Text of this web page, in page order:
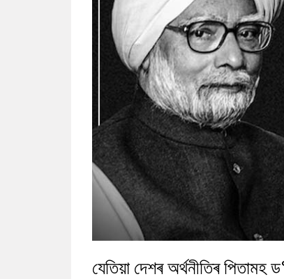
যেতিয়া দেশৰ অৰ্থনীতিৰ